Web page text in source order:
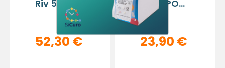
Annulla Crea lista dei desideri
Riv 500 Mg
52,30 €
CORPO...
23,90 €